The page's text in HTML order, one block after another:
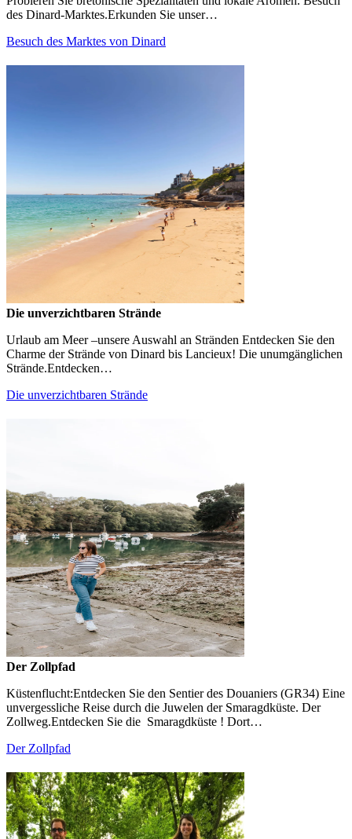
des Dinard-Marktes.Erkunden Sie unser…
Besuch des Marktes von Dinard
Die unverzichtbaren Strände
Urlaub am Meer –unsere Auswahl an Stränden Entdecken Sie den
Charme der Strände von Dinard bis Lancieux! Die unumgänglichen
Strände.Entdecken…
Die unverzichtbaren Strände
Der Zollpfad
Küstenflucht:Entdecken Sie den Sentier des Douaniers (GR34) Eine
unvergessliche Reise durch die Juwelen der Smaragdküste. Der
Zollweg.Entdecken Sie die Smaragdküste ! Dort…
Der Zollpfad